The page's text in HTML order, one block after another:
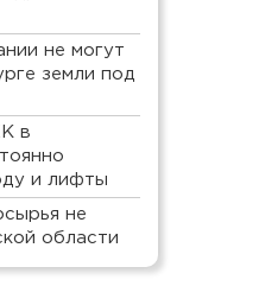
не могут
земли под
в
и лифты
не
области